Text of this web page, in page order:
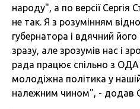
народу", а по версії Сергія
не так. Я з розумінням
губернатора і вдячний
зразу, але зрозумів нас і
рада працює спільно з
молодіжна політика у
належним чином", - додав